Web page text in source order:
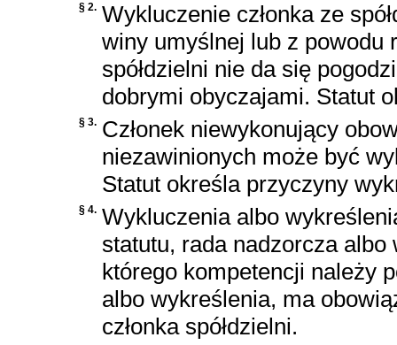
§ 2. Wykluczenie członka ze
winy umyślnej lub z powodu
spółdzielni nie da się
dobrymi obyczajami. Statut
§ 3. Członek niewykonujący
niezawinionych może być
Statut określa przyczyny
§ 4. Wykluczenia albo
statutu, rada nadzorcza albo
którego kompetencji należy
albo wykreślenia, ma
członka spółdzielni.